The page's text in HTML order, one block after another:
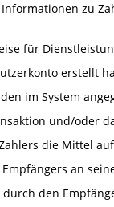
zu
für
erstellt
im System
und/oder
die Mittel
an
den